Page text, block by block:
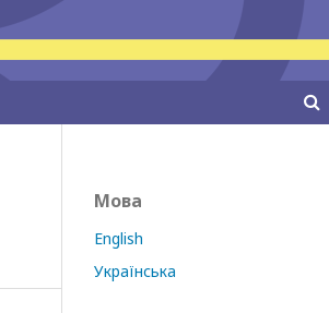
Мова
English
Українська